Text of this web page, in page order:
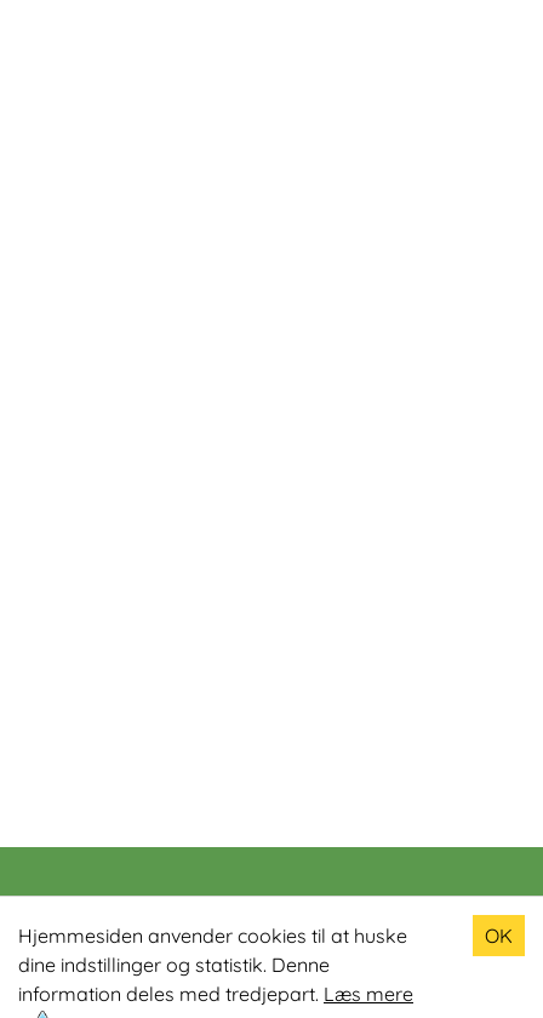
Hjemmesiden anvender cookies til at huske
dine indstillinger og statistik. Denne
information deles med tredjepart. Læs mere
OK
Populære produkter
Odin R900 Romaskine